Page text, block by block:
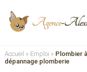
Accueil » Emploi » Plombier
dépannage plomberie